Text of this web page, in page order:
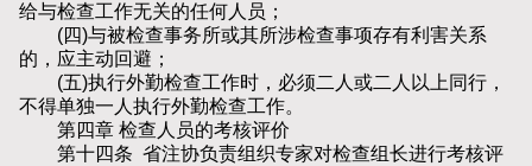
给与检查工作无关的任何人员；
(四)与被检查事务所或其所涉检查事项存有利害关系
的，应主动回避；
(五)执行外勤检查工作时，必须二人或二人以上同行，
不得单独一人执行外勤检查工作。
第四章 检查人员的考核评价
第十四条 省注协负责组织专家对检查组长进行考核评